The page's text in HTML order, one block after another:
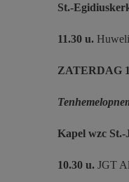
St.-
11.30 u.
ZATERDAG
Kapel wzc St.-
10.30 u. JGT